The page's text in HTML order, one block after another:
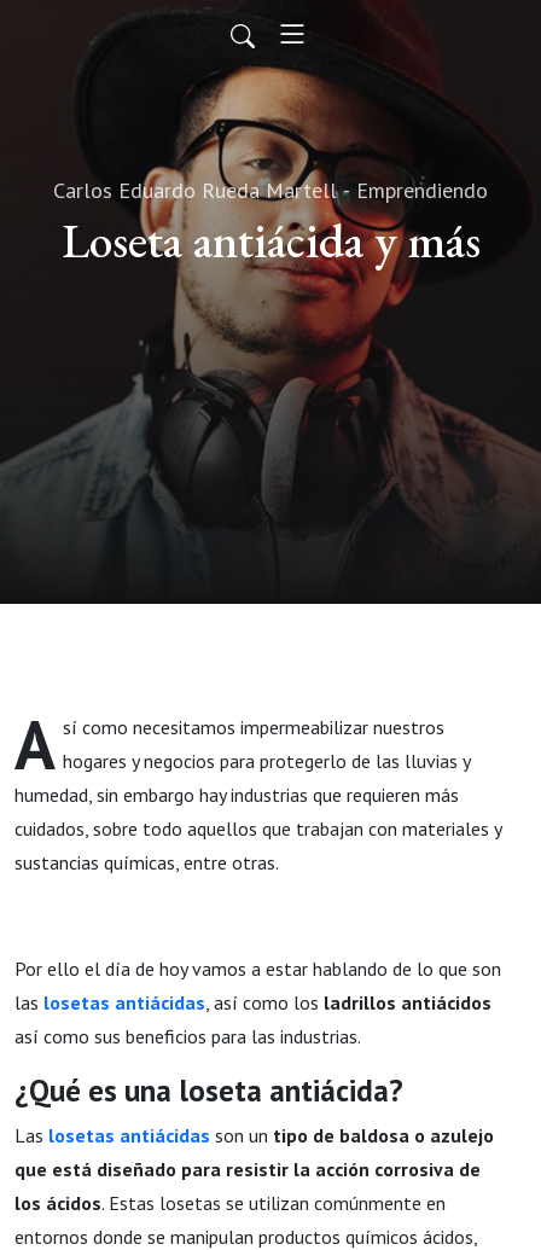
Carlos Eduardo Rueda Martell - Emprendiendo
Loseta antiácida y más
A sí como necesitamos impermeabilizar nuestros
hogares y negocios para protegerlo de las lluvias y
humedad, sin embargo hay industrias que requieren más
cuidados, sobre todo aquellos que trabajan con materiales y
sustancias químicas, entre otras.
Por ello el día de hoy vamos a estar hablando de lo que son
las losetas antiácidas, así como los ladrillos antiácidos
así como sus beneficios para las industrias.
¿Qué es una loseta antiácida?
Las losetas antiácidas son un tipo de baldosa o azulejo
que está diseñado para resistir la acción corrosiva de
los ácidos. Estas losetas se utilizan comúnmente en
entornos donde se manipulan productos químicos ácidos,